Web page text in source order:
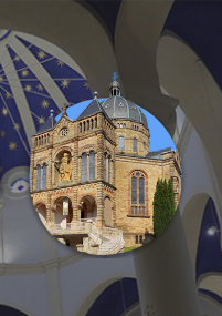
au
contenu
e
c
h
e
r
c
h
e